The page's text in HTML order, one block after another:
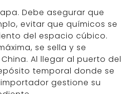
Debe asegurar que
evitar que químicos se
del espacio cúbico.
se sella y se
Al llegar al puerto del
temporal donde se
gestione su